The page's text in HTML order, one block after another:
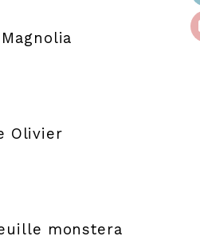
Olivier
monstera